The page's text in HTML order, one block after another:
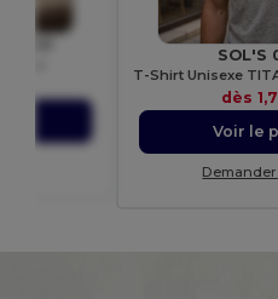
SOL'S
dès
Voir le